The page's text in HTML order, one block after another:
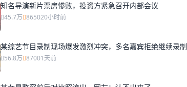
知名导演新片票房惨败，投资方紧急召开内部会议
45.7万 865020小时前
某综艺节目录制现场爆发激烈冲突，多名嘉宾拒绝继续录制
56.8万 87001天前